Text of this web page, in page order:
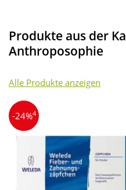
Produkte aus der
Anthroposophie
Alle Produkte anzeigen
-24%4